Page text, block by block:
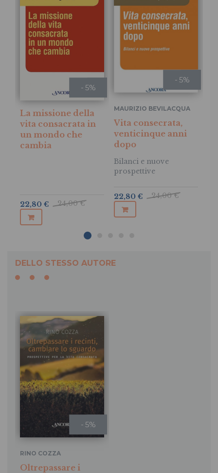
- 5%
La missione della
vita consacrata in
un mondo che
cambia
24,00 €
22,80 €
- 5%
MAURIZIO BEVILACQUA
Vita consecrata,
venticinque anni
dopo
Bilanci e nuove
prospettive
24,00 €
22,80 €
DELLO STESSO AUTORE
- 5%
RINO COZZA
Oltrepassare i